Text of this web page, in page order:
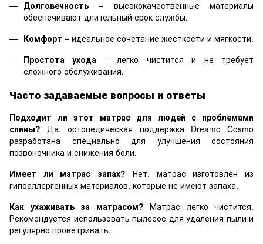
Долговечность – высококачественные материалы
обеспечивают длительный срок службы.
Комфорт – идеальное сочетание жесткости и мягкости.
Простота ухода – легко чистится и не требует
сложного обслуживания.
Часто задаваемые вопросы и ответы
Подходит ли этот матрас для людей с проблемами
спины? Да, ортопедическая поддержка Dreamo Cosmo
разработана специально для улучшения состояния
позвоночника и снижения боли.
Имеет ли матрас запах? Нет, матрас изготовлен из
гипоаллергенных материалов, которые не имеют запаха.
Как ухаживать за матрасом? Матрас легко чистится.
Рекомендуется использовать пылесос для удаления пыли и
регулярно проветривать.